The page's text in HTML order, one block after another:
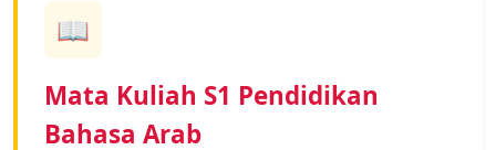
📖
Mata Kuliah S1 Pendidikan
Bahasa Arab